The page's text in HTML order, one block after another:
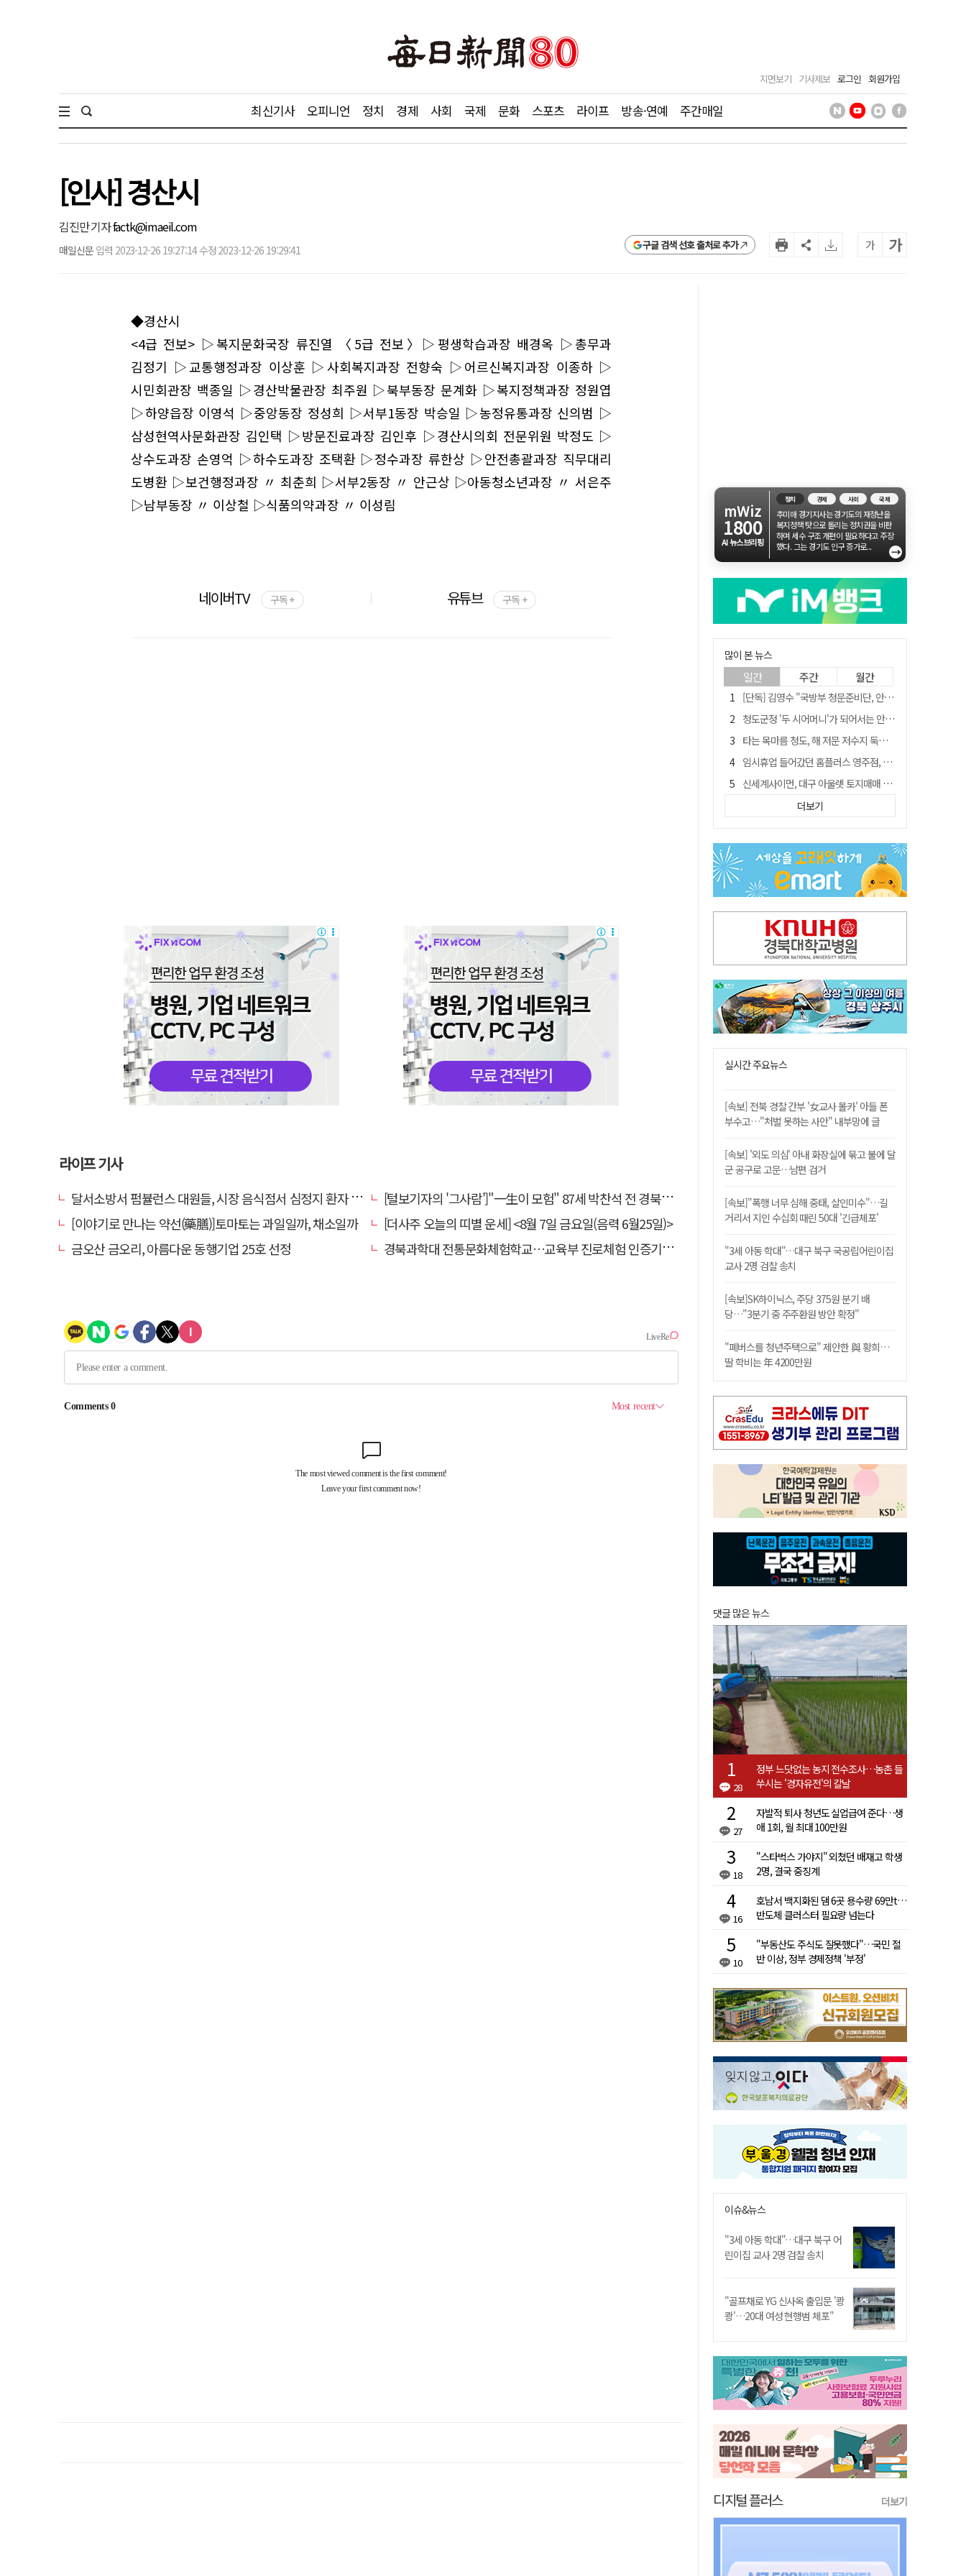
지면보기 기사제보 로그인 회원가입
최신기사 오피니언 정치 경제 사회 국제 문화 스포츠 라이프 방송·연예 주간매일
[인사] 경산시
김진만 기자factk@imaeil.com
매일신문 입력 2023-12-26 19:27:14 수정 2023-12-26 19:29:41 구글 검색 선호 출처로 추가 가 가
◆경산시
<4급 전보> ▷복지문화국장 류진열 〈5급 전보〉▷평생학습과장 배경옥 ▷총무과
김정기 ▷교통행정과장 이상훈 ▷사회복지과장 전향숙 ▷어르신복지과장 이종하 ▷
시민회관장 백종일 ▷경산박물관장 최주원 ▷북부동장 문계화 ▷복지정책과장 정원엽
▷하양읍장 이영석 ▷중앙동장 정성희 ▷서부1동장 박승일 ▷농정유통과장 신의범 ▷
삼성현역사문화관장 김인택 ▷방문진료과장 김인후 ▷경산시의회 전문위원 박정도 ▷
상수도과장 손영억 ▷하수도과장 조택환 ▷정수과장 류한상 ▷안전총괄과장 직무대리
도병환 ▷보건행정과장 〃 최춘희 ▷서부2동장 〃 안근상 ▷아동청소년과장 〃 서은주
▷남부동장 〃 이상철 ▷식품의약과장 〃 이성림
네이버TV 구독 + 유튜브 구독 +
라이프 기사
달서소방서 펌뷸런스 대원들, 시장 음식점서 심정지 환자 생명 살려
[털보기자의 '그사람']"一生이 모험" 87세 박찬석 전 경북대 총장
[이야기로 만나는 약선(藥膳)]토마토는 과일일까, 채소일까
[더사주 오늘의 띠별 운세] <8월 7일 금요일(음력 6월25일)>
금오산 금오리, 아름다운 동행기업 25호 선정
경북과학대 전통문화체험학교…교육부 진로체험 인증기관 선정
mWiz
1800
AI 뉴스브리핑
정치 경제 사회 국제
추미애 경기지사는 경기도의 재정난을
복지정책 탓으로 돌리는 정치권을 비판
하며 세수 구조 개편이 필요하다고 주장
했다. 그는 경기도 인구 증가로...
→
많이 본 뉴스
일간 주간 월간
[단독] 김영수 "국방부 청문준비단, 안규백 탈영 알고있었다"
청도군정 '두 시어머니'가 되어서는 안된다
타는 목마름 청도, 해 저문 저수지 둑에 군수가 서 있었다
임시휴업 들어갔던 홈플러스 영주점, 7일 영업 재개…지하 1층만 운영
신세계사이먼, 대구 아울렛 토지매매 계약 체결… 사업 본궤도
SK하이닉스, 주당 375원 분기 배당 공시…"3분기 중 주주환원 방안 확정"
이의준 전 경북도 새마을봉사과장, 제28대 울릉군 부군수 취임
外人 한 달 새 8000억 담았는데…LG이노텍 목표주가는 왜 엇갈릴까
정청래, 靑 겨냥... "신천지·레버리지·호남 반도체 겁박 사과하라"
더보기
실시간 주요뉴스
[속보] 전북 경찰 간부 '女교사 몰카' 아들 폰
부수고…"처벌 못하는 사안" 내부망에 글
[속보] '외도 의심' 아내 화장실에 묶고 불에 달
군 공구로 고문…남편 검거
[속보]"폭행 너무 심해 중태, 살인미수"…길
거리서 지인 수십회 때린 50대 '긴급체포'
"3세 아동 학대"…대구 북구 국공립어린이집
교사 2명 검찰 송치
[속보]SK하이닉스, 주당 375원 분기 배
당…"3분기 중 주주환원 방안 확정"
"폐버스를 청년주택으로" 제안한 與 황희…
딸 학비는 年 4200만원
댓글 많은 뉴스
28
정부 느닷없는 농지 전수조사…농촌 들
쑤시는 '경자유전'의 칼날
27
자발적 퇴사 청년도 실업급여 준다…생
애 1회, 월 최대 100만원
18
"스타벅스 가야지" 외쳤던 배재고 학생
2명, 결국 중징계
16
호남서 백지화된 댐 6곳 용수량 69만t…
반도체 클러스터 필요량 넘는다
10
"부동산도 주식도 잘못했다"…국민 절
반 이상, 정부 경제정책 '부정'
이슈&뉴스
"3세 아동 학대"…대구 북구 어
린이집 교사 2명 검찰 송치
"골프채로 YG 신사옥 출입문 '쾅
쾅'…20대 여성 현행범 체포"
디지털 플러스 더보기